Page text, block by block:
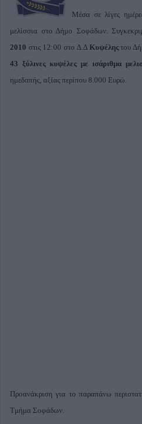
Μέσα σε λίγες
μελίσσια στο Δήμο Σοφάδων.
2010 στις 12:00 στο Δ.Δ Κυψέληςτου
43 ξύλινες κυψέλες με ισάριθμα
ημεδαπής, αξίας περίπου 8.000 Ευρώ.
Προανάκριση για το παραπάνω
Τμήμα Σοφάδων.